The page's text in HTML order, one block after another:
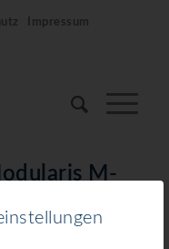
Impressum
M-